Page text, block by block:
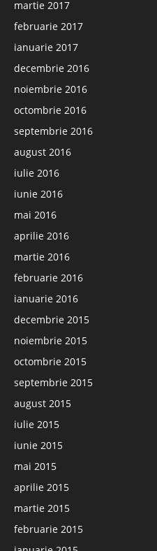
martie 2017
februarie 2017
ianuarie 2017
decembrie 2016
noiembrie 2016
octombrie 2016
septembrie 2016
august 2016
iulie 2016
iunie 2016
mai 2016
aprilie 2016
martie 2016
februarie 2016
ianuarie 2016
decembrie 2015
noiembrie 2015
octombrie 2015
septembrie 2015
august 2015
iulie 2015
iunie 2015
mai 2015
aprilie 2015
martie 2015
februarie 2015